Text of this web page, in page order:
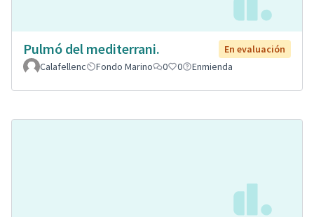
Pulmó del mediterrani.
En evaluación
Calafellenc
Fondo Marino 0 0 Enmienda